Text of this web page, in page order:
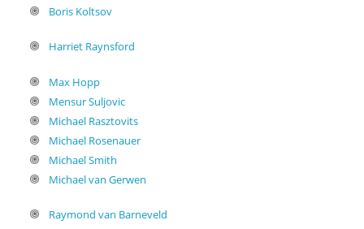
Boris Koltsov
Harriet Raynsford
Max Hopp
Mensur Suljovic
Michael Rasztovits
Michael Rosenauer
Michael Smith
Michael van Gerwen
Raymond van Barneveld